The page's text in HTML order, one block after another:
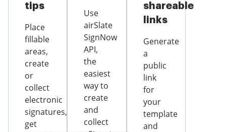
tips
Place
fillable
areas,
create
or
collect
electronic
signatures,
get
Use
airSlate
SignNow
API,
the
easiest
way to
create
and
collect
shareable
links
Generate
a
public
link
for
your
template
and